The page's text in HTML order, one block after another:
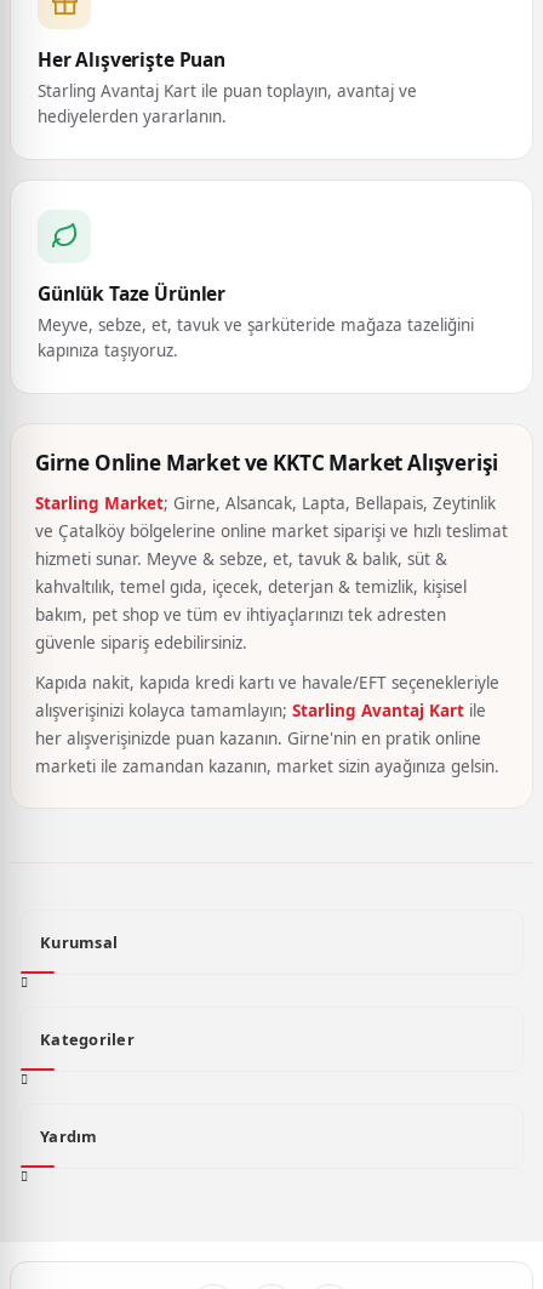
Her Alışverişte Puan
Starling Avantaj Kart ile puan toplayın, avantaj ve
hediyelerden yararlanın.
Günlük Taze Ürünler
Meyve, sebze, et, tavuk ve şarküteride mağaza tazeliğini
kapınıza taşıyoruz.
Girne Online Market ve KKTC Market Alışverişi
Starling Market; Girne, Alsancak, Lapta, Bellapais, Zeytinlik
ve Çatalköy bölgelerine online market siparişi ve hızlı teslimat
hizmeti sunar. Meyve & sebze, et, tavuk & balık, süt &
kahvaltılık, temel gıda, içecek, deterjan & temizlik, kişisel
bakım, pet shop ve tüm ev ihtiyaçlarınızı tek adresten
güvenle sipariş edebilirsiniz.
Kapıda nakit, kapıda kredi kartı ve havale/EFT seçenekleriyle
alışverişinizi kolayca tamamlayın; Starling Avantaj Kart ile
her alışverişinizde puan kazanın. Girne'nin en pratik online
marketi ile zamandan kazanın, market sizin ayağınıza gelsin.
Kurumsal
Kategoriler
Yardım